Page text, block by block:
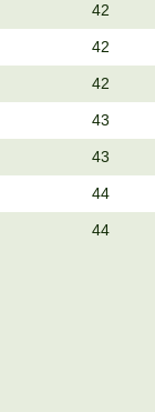
42
42
42
43
43
44
44